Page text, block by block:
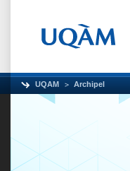
UQAM Archipel